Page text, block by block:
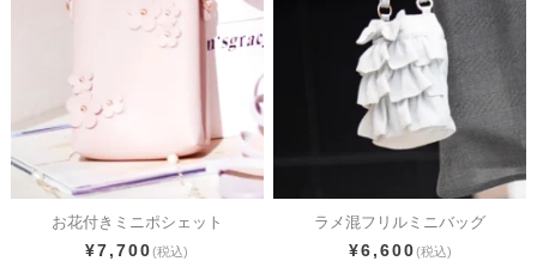
お花付きミニポシェット
¥7,700(税込)
ラメ混フリルミニバッグ
¥6,600(税込)